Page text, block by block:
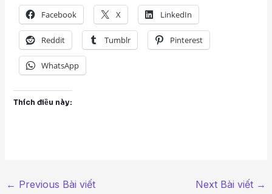
Facebook X LinkedIn
Reddit Tumblr Pinterest
WhatsApp
Thích điều này:
← Previous Bài viết Next Bài viết →